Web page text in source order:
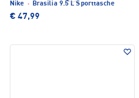
Nike · Brasilia 9.5 L Sporttasche
€ 47,99